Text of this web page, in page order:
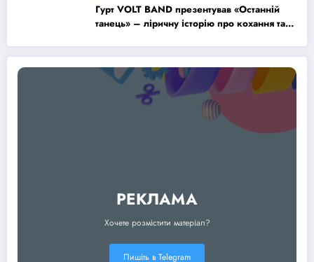
Гурт VOLT BAND презентував «Останній
танець» – ліричну історію про кохання та
РЕКЛАМА
Хочете розмістити матеріал?
Пишіть в Telegram